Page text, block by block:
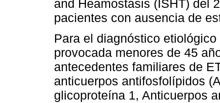
and Heamostasis (ISHT) del
pacientes con ausencia de
Para el diagnóstico
provocada menores de 45
antecedentes familiares de
anticuerpos antifosfolípidos
glicoproteína 1, Anticuerpos